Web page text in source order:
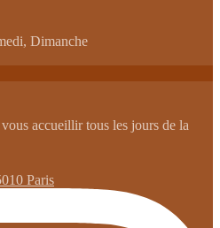
Dimanche
accueillir tous les jours de la
Paris